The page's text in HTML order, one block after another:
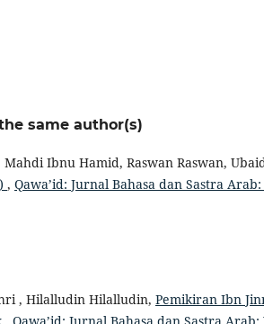
same author(s)
Mahdi Ibnu Hamid, Raswan Raswan,
, Qawa’id: Jurnal Bahasa dan Sastra
, Hilalludin Hilalludin, Pemikiran Ibn